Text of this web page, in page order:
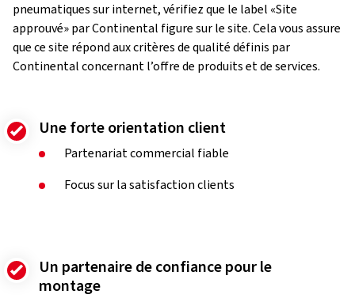
pneumatiques sur internet, vérifiez que le label «Site
approuvé» par Continental figure sur le site. Cela vous assure
que ce site répond aux critères de qualité définis par
Continental concernant l’offre de produits et de services.
Une forte orientation client
Partenariat commercial fiable
Focus sur la satisfaction clients
Un partenaire de confiance pour le
montage